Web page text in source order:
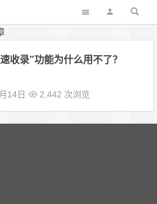
收录”功能为什么用不了？
14日 2,442 次浏览